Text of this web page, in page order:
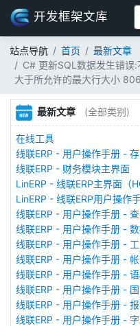
开发框架文库
站点导航 首页
最新文章
C# 更新SQL数据发生错误
大于所允许的最大行大小
最新文章 (全部类别)
在线工具
线联ERP - 用户操作手册 -
线联ERP - 财务模块主界面
LinERP - 线联ERP主界面（
LinERP - 线联ERP用户操作
线联ERP - 用户操作手册 -
线联ERP - 用户操作手册 -
线联ERP - 用户操作手册 -
线联ERP - 用户操作手册 -
线联ERP - 用户操作手册 -
线联ERP - 用户操作手册 -
线联ERP - 用户操作手册 -
线联ERP - 用户操作手册 -